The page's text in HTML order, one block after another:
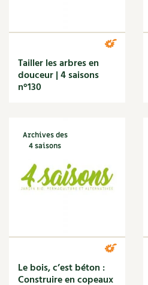
Tailler les arbres en
douceur | 4 saisons
n°130
Archives des
4 saisons
Le bois, c’est béton :
Construire en copeaux